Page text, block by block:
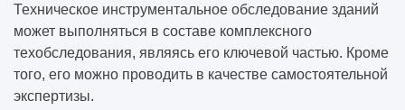
Техническое инструментальное обследование зданий
может выполняться в составе комплексного
техобследования, являясь его ключевой частью. Кроме
того, его можно проводить в качестве самостоятельной
экспертизы.